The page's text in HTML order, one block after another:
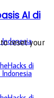
AI di
reset your